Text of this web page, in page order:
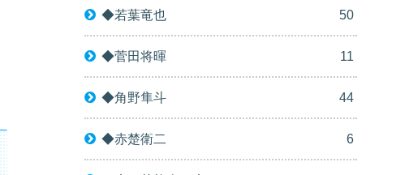
◆若葉竜也 50
◆菅田将暉 11
◆角野隼斗 44
◆赤楚衛二 6